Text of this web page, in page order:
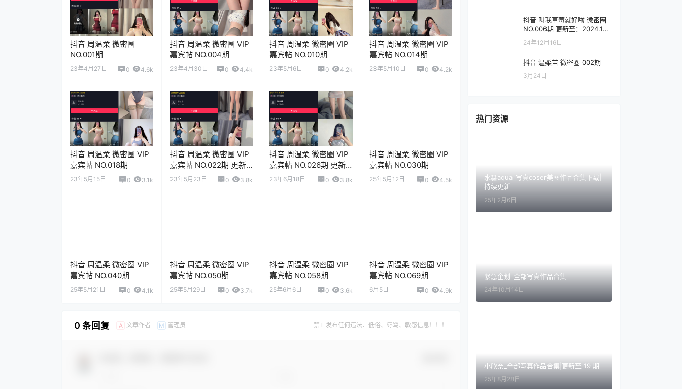
抖音 周温柔 微密圈
NO.001期
23年4月27日 0 4.6k
抖音 周温柔 微密圈 VIP
嘉宾帖 NO.004期
23年4月30日 0 4.4k
抖音 周温柔 微密圈 VIP
嘉宾帖 NO.010期
23年5月6日 0 4.2k
抖音 周温柔 微密圈 VIP
嘉宾帖 NO.014期
23年5月10日 0 4.2k
抖音 周温柔 微密圈 VIP
嘉宾帖 NO.018期
23年5月15日 0 3.1k
抖音 周温柔 微密圈 VIP
嘉宾帖 NO.022期 更新
至：2023.5.23
23年5月23日 0 3.8k
抖音 周温柔 微密圈 VIP
嘉宾帖 NO.026期 更新
至：2023.6.15
23年6月18日 0 3.8k
抖音 周温柔 微密圈 VIP
嘉宾帖 NO.030期
25年5月12日 0 4.5k
抖音 周温柔 微密圈 VIP
嘉宾帖 NO.040期
25年5月21日 0 4.1k
抖音 周温柔 微密圈 VIP
嘉宾帖 NO.050期
25年5月29日 0 3.7k
抖音 周温柔 微密圈 VIP
嘉宾帖 NO.058期
25年6月6日 0 3.6k
抖音 周温柔 微密圈 VIP
嘉宾帖 NO.069期
6月5日 0 4.9k
0 条回复 A 文章作者 M 管理员 禁止发布任何违法、低俗、辱骂、敏感信息！！！
抖音 叫我草莓就好啦 微密圈
NO.006期 更新至：2024.12.1
6
24年12月16日
抖音 温柔苗 微密圈 002期
3月24日
热门资源
水淼aqua_写真coser美图作品合集下载|
持续更新
25年2月6日
紧急企划_全部写真作品合集
24年10月14日
小欣奈_全部写真作品合集|更新至 19 期
25年8月28日